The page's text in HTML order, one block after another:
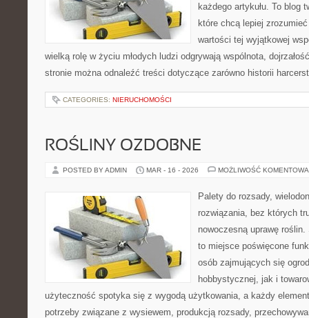
każdego artykułu. To blog
które chcą lepiej
wartości tej wyjątkowej
wielką rolę w życiu młodych ludzi odgrywają wspólnota,
stronie można odnaleźć treści dotyczące zarówno historii
CATEGORIES: NIERUCHOMOŚCI
ROŚLINY OZDOBNE
POSTED BY ADMIN MAR - 16 - 2026 MOŻLIWOŚĆ
Palety do rozsady,
rozwiązania, bez których
nowoczesną uprawę
to miejsce poświęcone
osób zajmujących się
hobbystycznej, jak i
użyteczność spotyka się z wygodą użytkowania, a każdy
potrzeby związane z wysiewem, produkcją rozsady,